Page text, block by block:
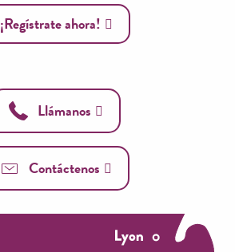
¡Regístrate ahora!
Llámanos
Contáctenos